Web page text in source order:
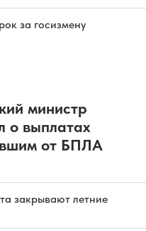
за госизмену
министр
о выплатах
от БПЛА
закрывают летние